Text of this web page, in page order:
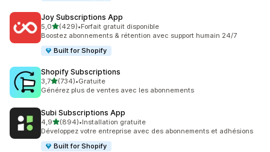
Joy Subscriptions App
5,0étoile(s) sur 5
(429)
429 avis au total
•Forfait gratuit disponible
Boostez abonnements & rétention avec support humain 24/7
Built for Shopify
Shopify Subscriptions
3,7étoile(s) sur 5
(734)
734 avis au total
•Gratuite
Générez plus de ventes avec les abonnements
Subi Subscriptions App
4,9étoile(s) sur 5
(894)
894 avis au total
•Installation gratuite
Développez votre entreprise avec des abonnements et adhésions
Built for Shopify